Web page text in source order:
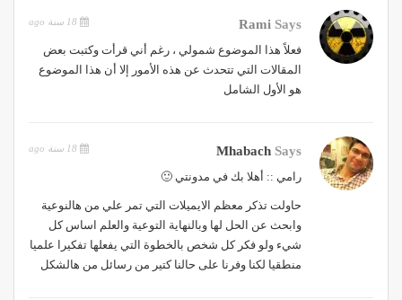
Rami Says
فعلاً هذا الموضوع شمولي ، رغم أني قرأت وكتبت بعض
المقالات التي تتحدث عن هذه الأمور إلا أن هذا الموضوع
هو الأول الشامل
Mhabach Says
رامي :: أهلا بك في مدونتي 🙂
حاولت تذكر معظم الايميلات التي تمر علي من هالنوعية
وابحث عن الحل لها وبالنهاية التوعية والعلم اساس كل
شيء ولو فكر كل شخص بالخطوة التي يفعلها تفكيرا علميا
منطقيا لكنا وفرنا على حالنا كتير من رسائل من هالشكل